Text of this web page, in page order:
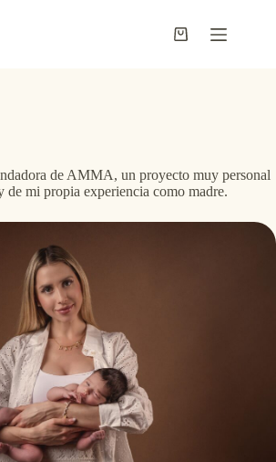
Carro
de AMMA, un proyecto muy personal
de mi propia experiencia como madre.